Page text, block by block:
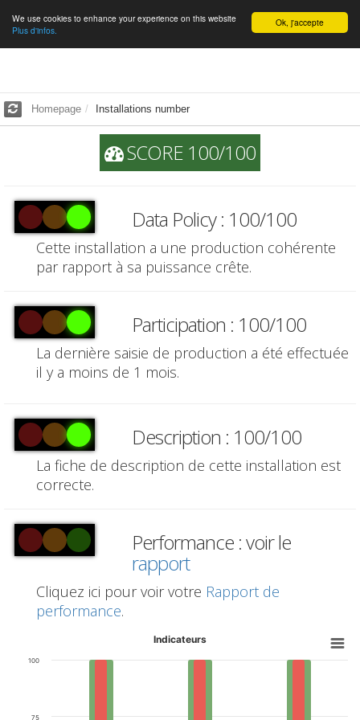
English Ok, j'accepte
We use cookies to enhance your experience on this website
Plus d'infos.
Homepage Installations number
SCORE 100/100
Data Policy : 100/100
Cette installation a une production cohérente
par rapport à sa puissance crête.
Participation : 100/100
La dernière saisie de production a été effectuée
il y a moins de 1 mois.
Description : 100/100
La fiche de description de cette installation est
correcte.
Performance : voir le
rapport
Cliquez ici pour voir votre Rapport de
performance.
Indicateurs
75
100